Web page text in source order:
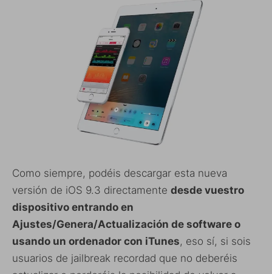
Como siempre, podéis descargar esta nueva
versión de iOS 9.3 directamente desde vuestro
dispositivo entrando en
Ajustes/Genera/Actualización de software o
usando un ordenador con iTunes, eso sí, si sois
usuarios de jailbreak recordad que no deberéis